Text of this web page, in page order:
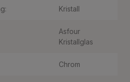
Kristall
Asfour
Kristallglas
Chrom